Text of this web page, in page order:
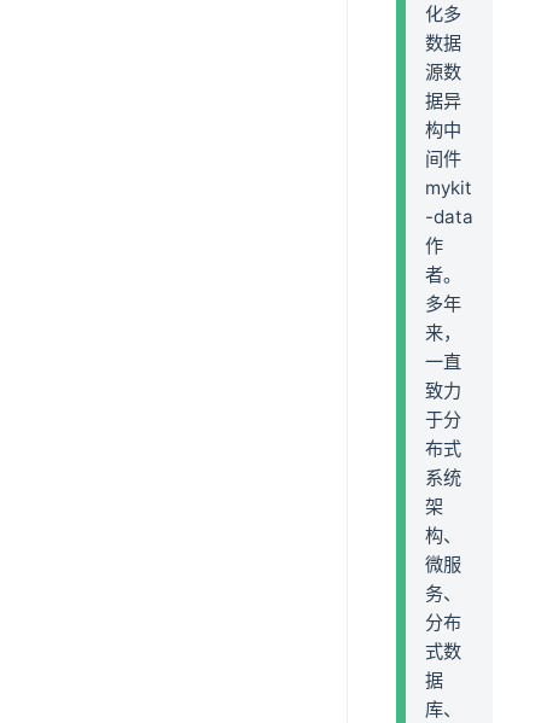
化多
数据
源数
据异
构中
间件
mykit
-data
作
者。
多年
来，
一直
致力
于分
布式
系统
架
构、
微服
务、
分布
式数
据
库、